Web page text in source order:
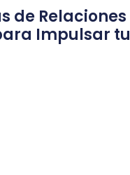
de Relaciones
Impulsar tu